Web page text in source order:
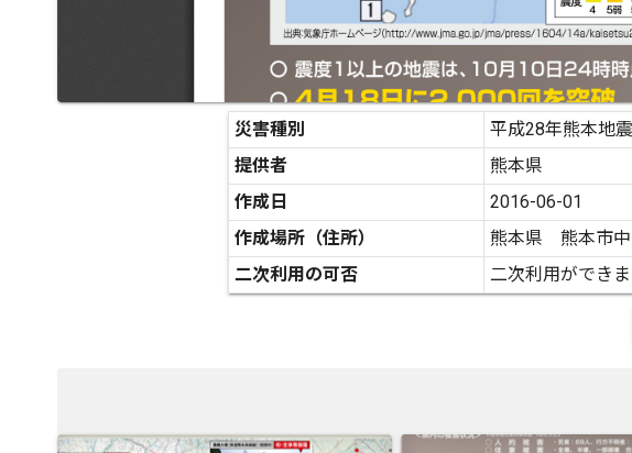
災害種別
平成28年熊本地震
提供者
熊本県
作成日
2016-06-01
作成場所（住所）
熊本県 熊本市
二次利用の可否
二次利用ができま